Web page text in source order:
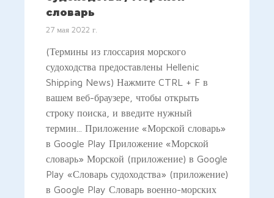
словарь
27 мая 2022 г.
(Термины из глоссария морского
судоходства предоставлены Hellenic
Shipping News) Нажмите CTRL + F в
вашем веб-браузере, чтобы открыть
строку поиска, и введите нужный
термин... Приложение «Морской словарь»
в Google Play Приложение «Морской
словарь» Морской (приложение) в Google
Play «Словарь судоходства» (приложение)
в Google Play Словарь военно-морских